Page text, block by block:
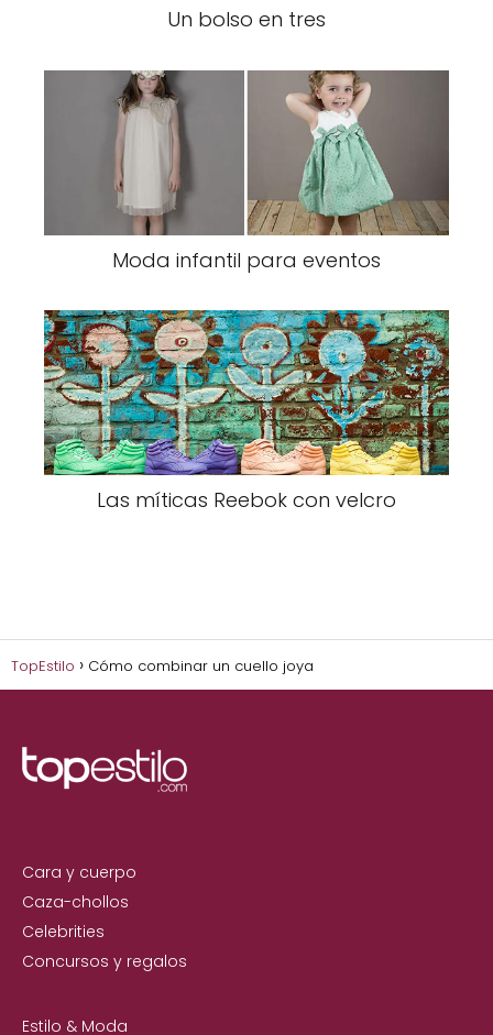
Un bolso en tres
Moda infantil para eventos
Las míticas Reebok con velcro
TopEstilo Cómo combinar un cuello joya
Cara y cuerpo
Caza-chollos
Celebrities
Concursos y regalos
Estilo & Moda